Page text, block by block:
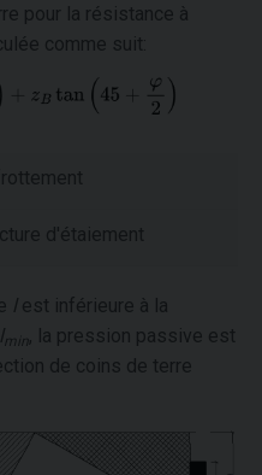
pour la résistance à
comme suit:
d'étaiement
lest inférieure à la
lmin , la pression passive est
de coins de terre